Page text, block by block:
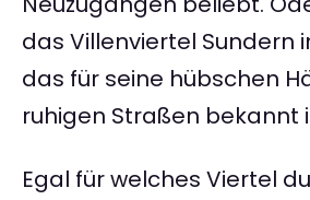
das Villenviertel Sundern
das für seine hübschen
ruhigen Straßen bekannt
Egal für welches Viertel